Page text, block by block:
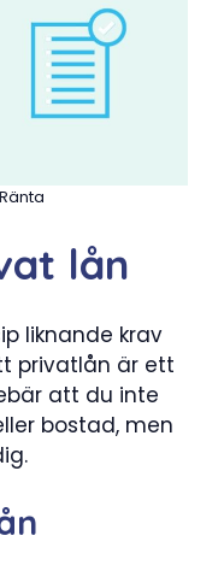
lån
liknande krav
privatlån är ett
att du inte
bostad, men